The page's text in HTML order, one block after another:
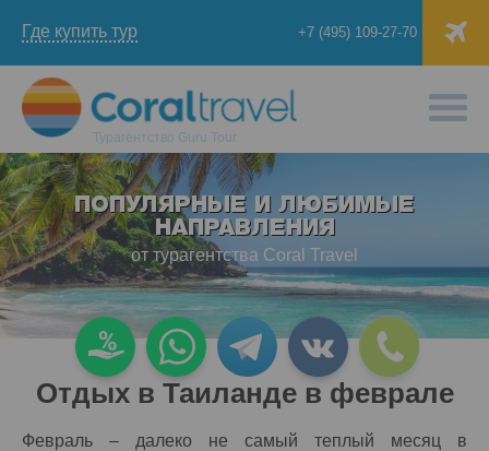
Где купить тур +7 (495) 109-27-70
Турагентство Guru Tour
ПОПУЛЯРНЫЕ И ЛЮБИМЫЕ
НАПРАВЛЕНИЯ
от турагентства Coral Travel
Отдых в Таиланде в феврале
Февраль – далеко не самый теплый месяц в